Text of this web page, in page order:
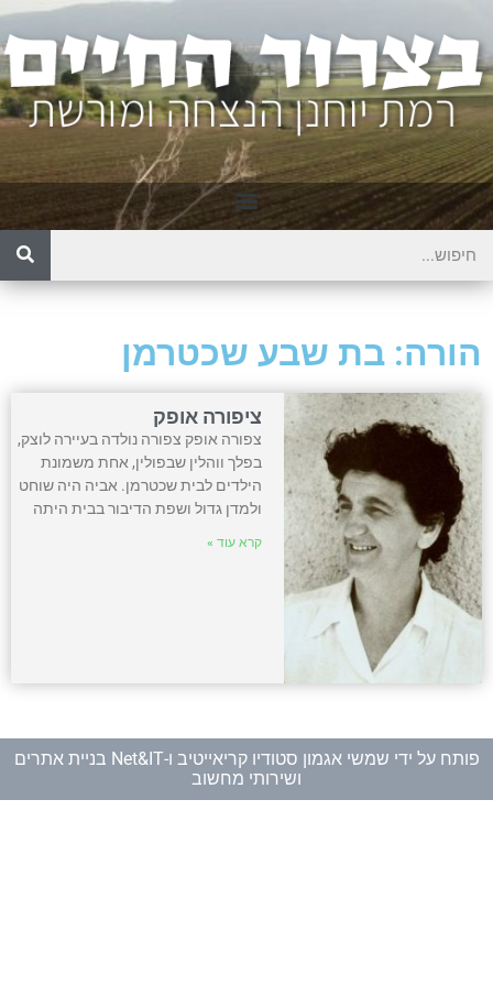
הורה: בת שבע שכטרמן
ציפורה אופק
צפורה אופק צפורה נולדה בעיירה לוצק,
בפלך ווהלין שבפולין, אחת משמונת
הילדים לבית שכטרמן. אביה היה שוחט
ולמדן גדול ושפת הדיבור בבית היתה
קרא עוד »
פותח על ידי שמשי אגמון סטודיו קריאייטיב ו-
Net&IT בניית אתרים
ושירותי מחשוב